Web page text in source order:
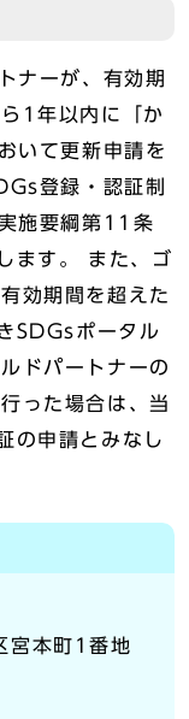
ナーが、有効期
1年以内に「か
いて更新申請を
登録・認証制
施要綱第11条
ます。 また、ゴ
効期間を超えた
SDGsポータル
ドパートナーの
った場合は、当
の申請とみなし
本町1番地